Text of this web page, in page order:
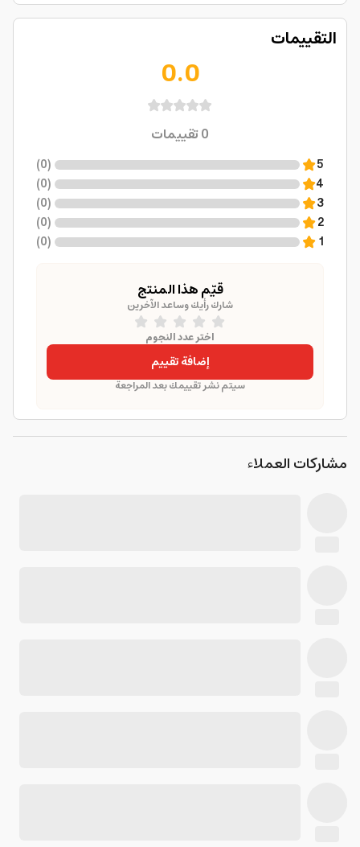
التقييمات
0.0
0تقييمات
5
(
0
)
4
(
0
)
3
(
0
)
2
(
0
)
1
(
0
)
قيّم هذا المنتج
شارك رأيك وساعد الآخرين
اختر عدد النجوم
إضافة تقييم
سيتم نشر تقييمك بعد المراجعة
مشاركات العملاء